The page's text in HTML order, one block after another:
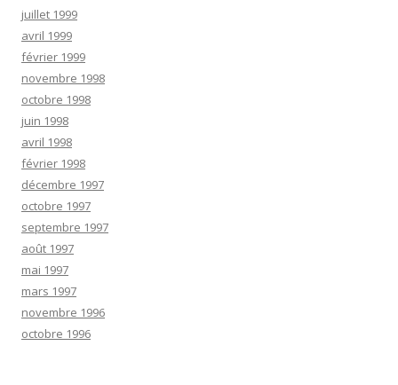
juillet 1999
avril 1999
février 1999
novembre 1998
octobre 1998
juin 1998
avril 1998
février 1998
décembre 1997
octobre 1997
septembre 1997
août 1997
mai 1997
mars 1997
novembre 1996
octobre 1996